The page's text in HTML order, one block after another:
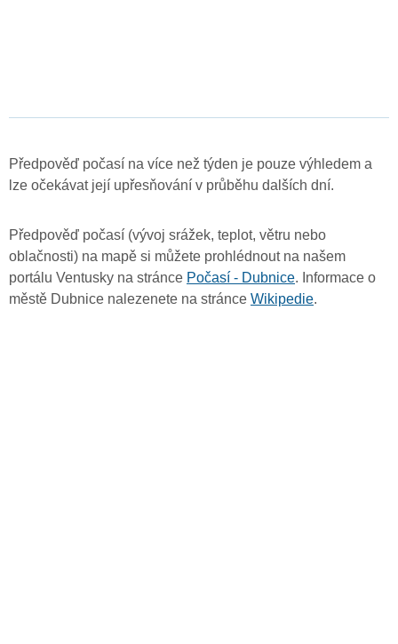
Předpověď počasí na více než týden je pouze výhledem a
lze očekávat její upřesňování v průběhu dalších dní.
Předpověď počasí (vývoj srážek, teplot, větru nebo
oblačnosti) na mapě si můžete prohlédnout na našem
portálu Ventusky na stránce Počasí - Dubnice. Informace o
městě Dubnice nalezenete na stránce Wikipedie.